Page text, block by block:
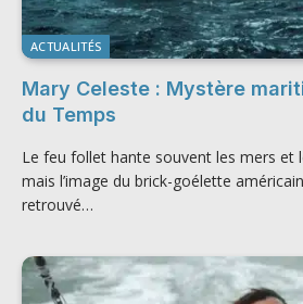
ACTUALITÉS
Mary Celeste : Mystère
du Temps
Le feu follet hante souvent les mers et
mais l’image du brick-goélette
retrouvé…